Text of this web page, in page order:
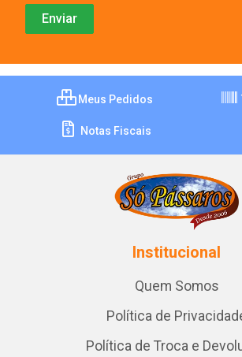
Meus Pedidos
Notas Fiscais
Institucional
Quem Somos
Política de
Política de Troca e